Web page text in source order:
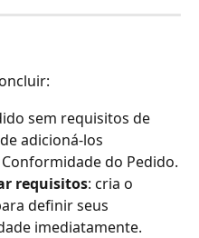
sem requisitos de
adicioná-los
do Pedido.
requisitos: cria o
definir seus
imediatamente.